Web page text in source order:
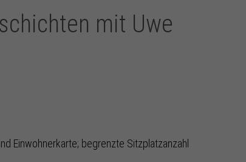
mit Uwe
Einwohnerkarte; begrenzte Sitzplatzanzahl